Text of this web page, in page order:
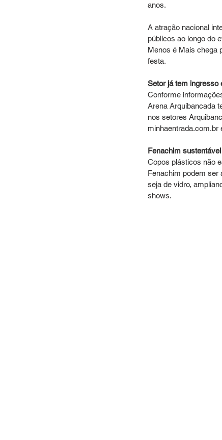
anos.
A atração nacional
públicos ao longo do
Menos é Mais chega
festa.
Setor já tem ingresso
Conforme
Arena Arquibancada
nos setores
minhaentrada.com.br
Fenachim
Copos plásticos não
Fenachim podem ser
seja de vidro,
shows.